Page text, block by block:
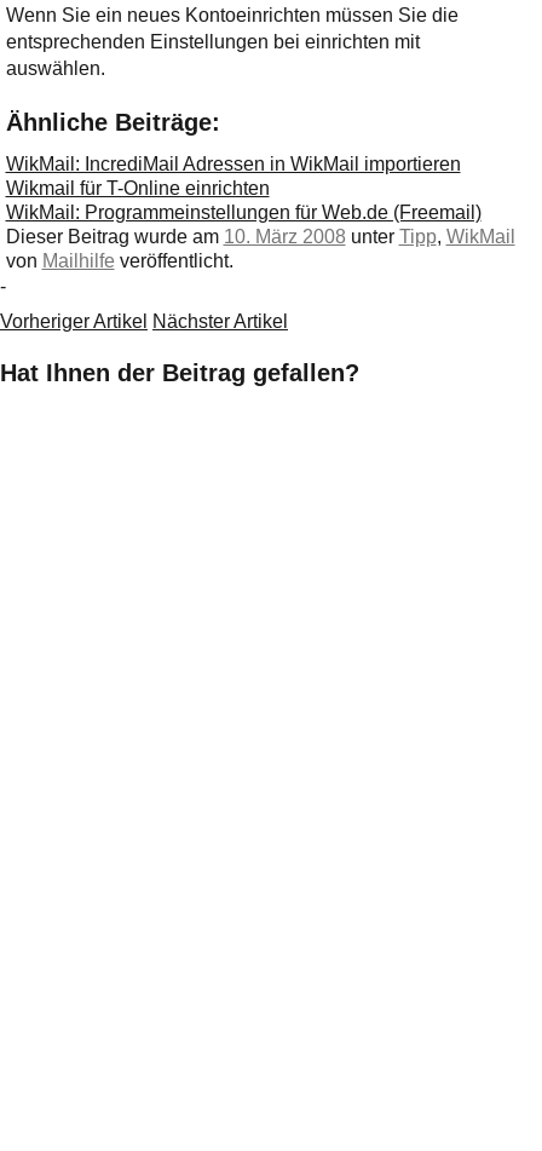
Wenn Sie ein neues Kontoeinrichten müssen Sie die
entsprechenden Einstellungen bei einrichten mit
auswählen.
Ähnliche Beiträge:
WikMail: IncrediMail Adressen in WikMail importieren
Wikmail für T-Online einrichten
WikMail: Programmeinstellungen für Web.de (Freemail)
Dieser Beitrag wurde am 10. März 2008 unter Tipp, WikMail
von Mailhilfe veröffentlicht.
-
Vorheriger Artikel Nächster Artikel
Hat Ihnen der Beitrag gefallen?